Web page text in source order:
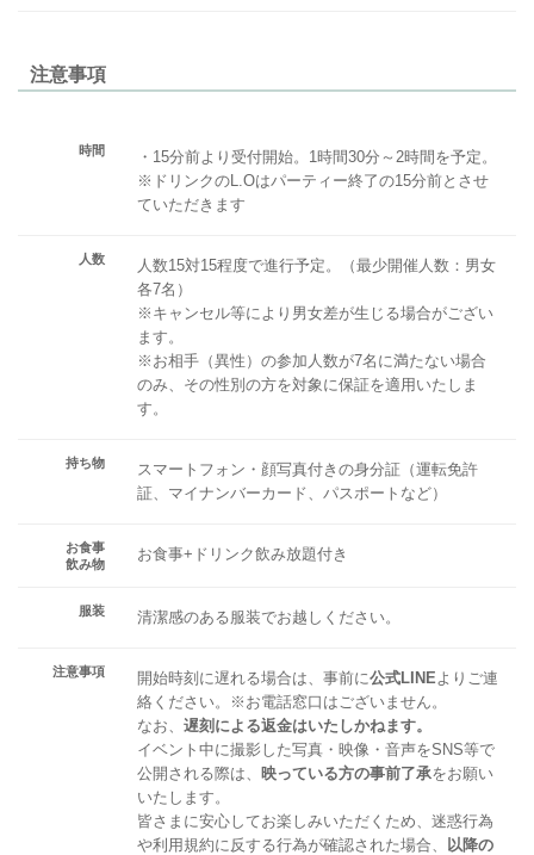
注意事項
時間
・15分前より受付開始。1時間30分～2時間を予定。
※ドリンクのL.Oはパーティー終了の15分前とさせ
ていただきます
人数
人数15対15程度で進行予定。（最少開催人数：男女
各7名）
※キャンセル等により男女差が生じる場合がござい
ます。
※お相手（異性）の参加人数が7名に満たない場合
のみ、その性別の方を対象に保証を適用いたしま
す。
持ち物
スマートフォン・顔写真付きの身分証（運転免許
証、マイナンバーカード、パスポートなど）
お食事
飲み物
お食事+ドリンク飲み放題付き
服装 清潔感のある服装でお越しください。
注意事項 開始時刻に遅れる場合は、事前に公式LINE よりご連
絡ください。※お電話窓口はございません。
なお、 遅刻による返金はいたしかねます。
イベント中に撮影した写真・映像・音声をSNS等で
公開される際は、 映っている方の事前了承をお願い
いたします。
皆さまに安心してお楽しみいただくため、迷惑行為
や利用規約に反する行為が確認された場合、
以降の